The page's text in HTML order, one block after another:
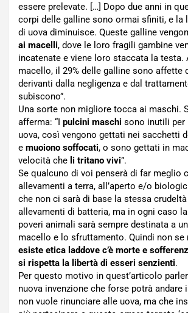
essere prelevate. […] Dopo due anni in
corpi delle galline sono ormai sfiniti, e la
di uova diminuisce. Queste galline
ai macelli, dove le loro fragili gambine
incatenate e viene loro staccata la testa.
macello, il 29% delle galline sono affette
derivanti dalla negligenza e dal
subiscono”.
Una sorte non migliore tocca ai maschi.
afferma: “I pulcini maschi sono inutili per
uova, così vengono gettati nei sacchetti
e muoiono soffocati, o sono gettati in
velocità che li tritano vivi”.
Se qualcuno di voi penserà di far meglio
allevamenti a terra, all’aperto e/o
che non ci sarà di base la stessa
allevamenti di batteria, ma in ogni caso
poveri animali sarà sempre destinata a
macello e lo sfruttamento. Quindi non se
esiste etica laddove c’è morte e
si rispetta la libertà di esseri senzienti.
Per questo motivo in quest’articolo
nuova invenzione che forse potrà andare
non vuole rinunciare alle uova, ma che